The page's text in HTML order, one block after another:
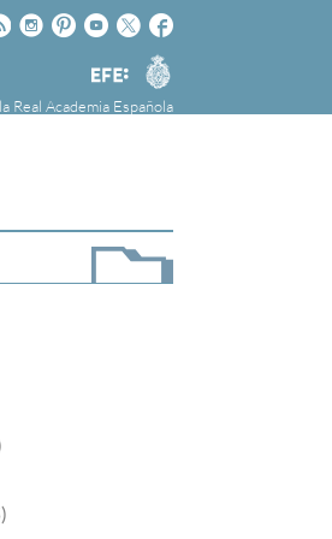
Facebook
Twitter
Youtube
Pinteres
Instagram
Agencia
EFE
Real Academia Española
Española,
el buen uso del
y en